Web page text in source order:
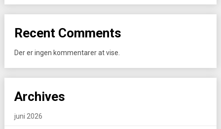
Recent Comments
Der er ingen kommentarer at vise.
Archives
juni 2026